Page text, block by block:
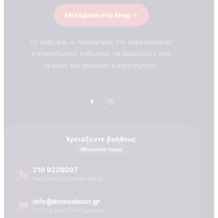
ΣΧΕΤΙΚΑ ΜΕ ΕΜΑΣ
Τεχνογνωσια
Μετάβαση στο Shop
Οι τιμές και οι προσφορές του ηλεκτρονικού
καταστήματος ενδέχεται να διαφέρουν από
εκείνες του φυσικού καταστήματος.
Χρειάζεστε βοήθεια;
Κλειστά τώρα
210 9228007
info@domodecor.gr